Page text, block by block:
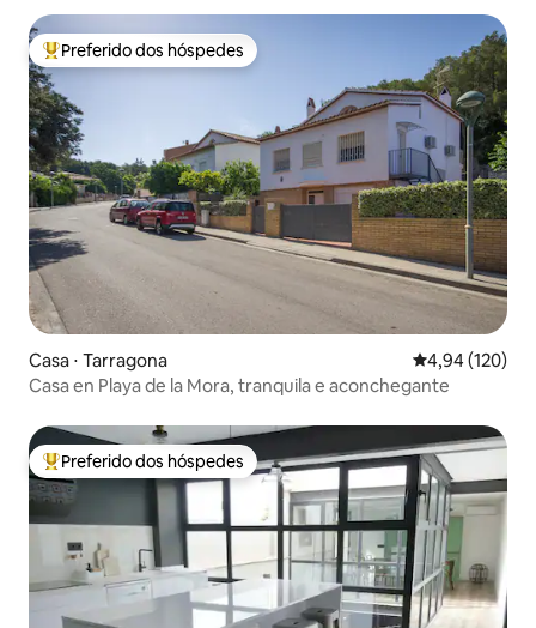
Entre os melhores preferidos dos hóspedes
Preferido dos hóspedes
Casa ⋅ Tarragona 4,94 de uma
4,94 (120)
Casa en Playa de la Mora, tranquila e aconchegante
Entre os melhores preferidos dos hóspedes
Preferido dos hóspedes